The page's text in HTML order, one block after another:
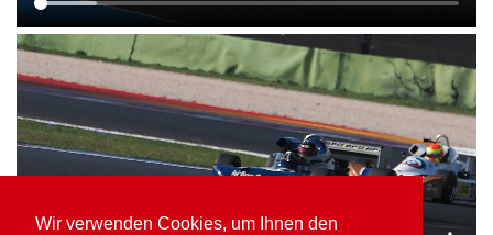
Wir verwenden Cookies, um Ihnen den